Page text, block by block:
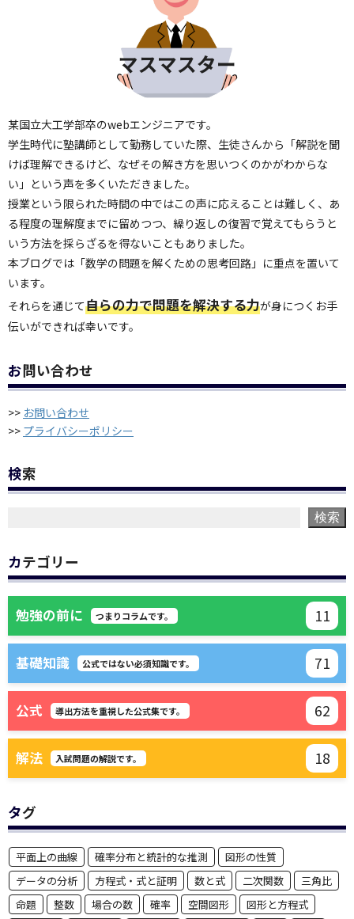
某国立大工学部卒のwebエンジニアです。
学生時代に塾講師として勤務していた際、生徒さんから「解説を聞
けば理解できるけど、なぜその解き方を思いつくのかがわからな
い」という声を多くいただきました。
授業という限られた時間の中ではこの声に応えることは難しく、あ
る程度の理解度までに留めつつ、繰り返しの復習で覚えてもらうと
いう方法を採らざるを得ないこともありました。
本ブログでは「数学の問題を解くための思考回路」に重点を置いて
います。
それらを通じて自らの力で問題を解決する力が身につくお手
伝いができれば幸いです。
お問い合わせ
>> お問い合わせ
>> プライバシーポリシー
検索
検索
カテゴリー
勉強の前に つまりコラムです。 11
基礎知識 公式ではない必須知識です。 71
公式 導出方法を重視した公式集です。 62
解法 入試問題の解説です。 18
タグ
平面上の曲線 確率分布と統計的な推測
図形の性質
データの分析
方程式・式と証明 数と式 二次関数
三角比
命題
整数 場合の数 確率 空間図形
図形と方程式